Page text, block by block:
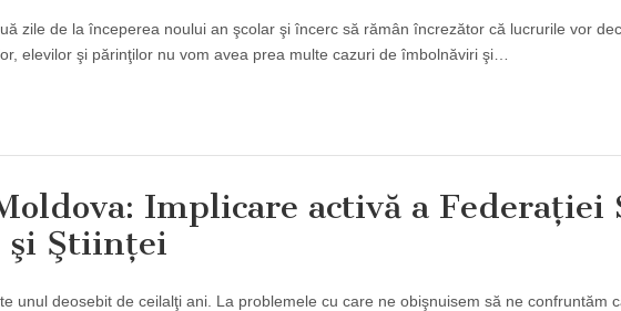
zile de la începerea noului an şcolar şi încerc să rămân încrezător că lucrurile vor
elevilor şi părinţilor nu vom avea prea multe cazuri de îmbolnăviri şi…
Implicare activă a Federaţiei
şi Ştiinţei
unul deosebit de ceilalţi ani. La problemele cu care ne obişnuisem să ne confruntăm